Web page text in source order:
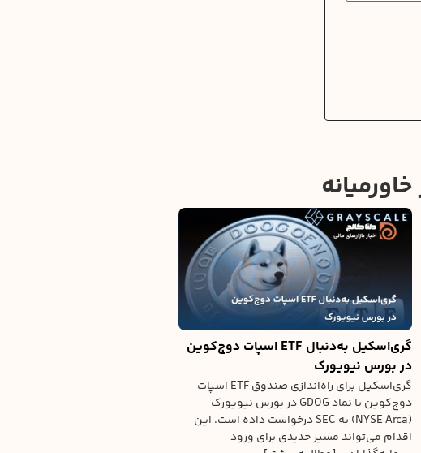
گری‌اسکیل به‌دنبال ETF اسپات دوج‌کوین
در بورس نیویورک
گری‌اسکیل برای راه‌اندازی صندوق ETF اسپات
دوج‌کوین با نماد GDOG در بورس نیویورک
(NYSE Arca) به SEC درخواست داده است. این
اقدام می‌تواند مسیر جدیدی برای ورود